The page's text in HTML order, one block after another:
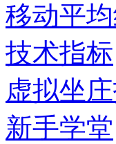
移动平
技术指标
虚拟坐庄
新手学堂